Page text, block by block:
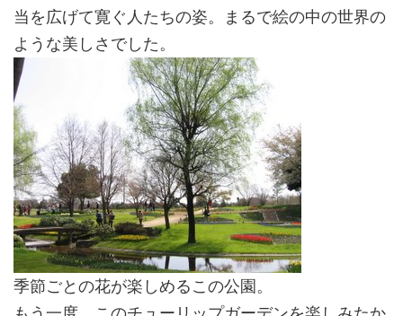
当を広げて寛ぐ人たちの姿。まるで絵の中の世界の
ような美しさでした。
季節ごとの花が楽しめるこの公園。